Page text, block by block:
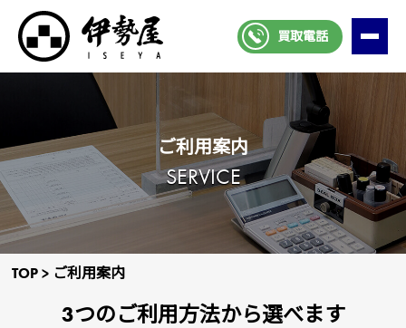
買取電話
TOP > ご利⽤案内
ご利⽤案内
SERVICE
3つのご利用方法から選べます